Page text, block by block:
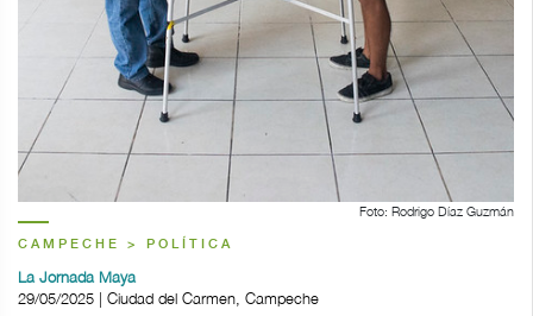
Foto: Rodrigo Díaz Guzmán
CAMPECHE > POLÍTICA
La Jornada Maya
29/05/2025 | Ciudad del Carmen, Campeche